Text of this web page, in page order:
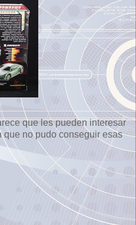
que les pueden interesar
no pudo conseguir esas